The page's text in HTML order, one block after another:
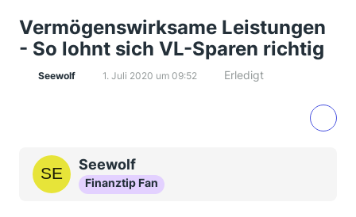
Vermögenswirksame Leistungen
- So lohnt sich VL-Sparen richtig
Seewolf 1. Juli 2020 um 09:52 Erledigt
Seewolf
Finanztip Fan